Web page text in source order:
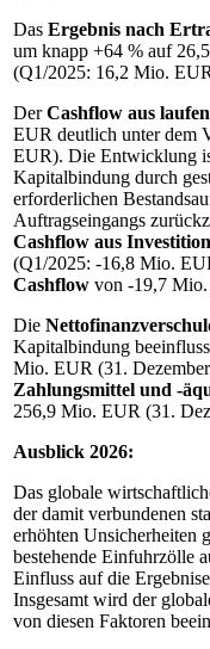
Das Ergebnis nach
um knapp +64 % auf
(Q1/2025: 16,2 Mio.
DerCashflow aus
EUR deutlich unter dem
EUR). Die Entwicklung
Kapitalbindung durch
erforderlichen
Auftragseingangs
Cashflow aus
(Q1/2025: -16,8 Mio.
Cashflow von -19,7
Die
Kapitalbindung
Mio. EUR (31.
Zahlungsmittel und -
256,9 Mio. EUR (31.
Ausblick 2026:
Das globale
der damit verbundenen
erhöhten Unsicherheiten
bestehende Einfuhrzölle
Einfluss auf die
Insgesamt wird der
von diesen Faktoren